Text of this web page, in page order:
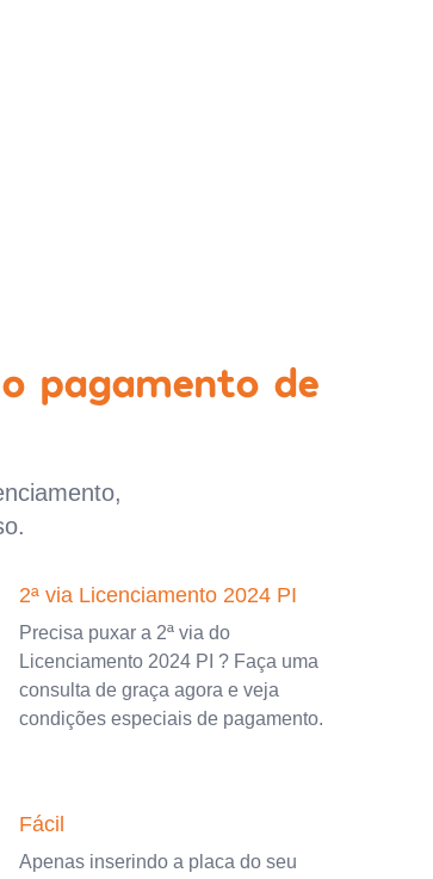
pagamento de
2ª via Licenciamento 2024 PI
Precisa puxar a 2ª via do
Licenciamento 2024 PI ? Faça uma
consulta de graça agora e veja
condições especiais de pagamento.
Fácil
Apenas inserindo a placa do seu